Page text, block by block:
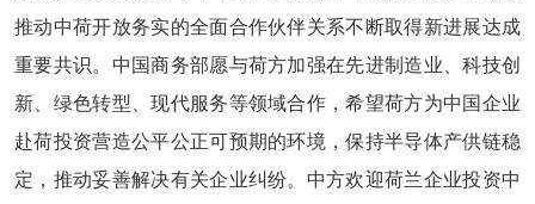
推动中荷开放务实的全面合作伙伴关系不断取得新进展达成
重要共识。中国商务部愿与荷方加强在先进制造业、科技创
新、绿色转型、现代服务等领域合作，希望荷方为中国企业
赴荷投资营造公平公正可预期的环境，保持半导体产供链稳
定，推动妥善解决有关企业纠纷。中方欢迎荷兰企业投资中